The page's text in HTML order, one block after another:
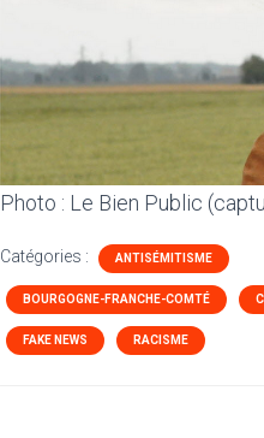
Photo : Le Bien Public
Catégories : ANTISÉMITISME
BOURGOGNE-FRANCHE-COMTÉ
FAKE NEWS RACISME